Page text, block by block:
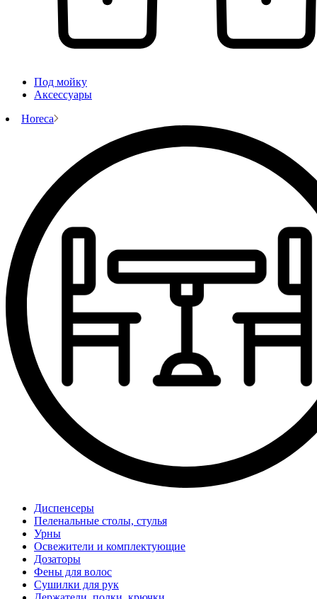
Под мойку
Аксессуары
Horeca
Диспенсеры
Пеленальные столы, стулья
Урны
Освежители и комплектующие
Дозаторы
Фены для волос
Сушилки для рук